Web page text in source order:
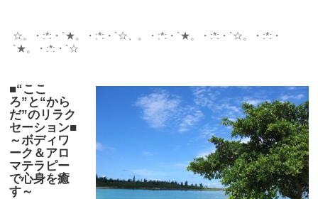
☆。・:*:・`★。・:*:・`☆、。・:*:・`★。・:*:・`☆。・:*:・
`★。・:*:・`☆
■“ここ
ろ”と“から
だ”のリラク
セーション■
～ボディワ
ーク＆アロ
マテラピー
で心身を癒
す～